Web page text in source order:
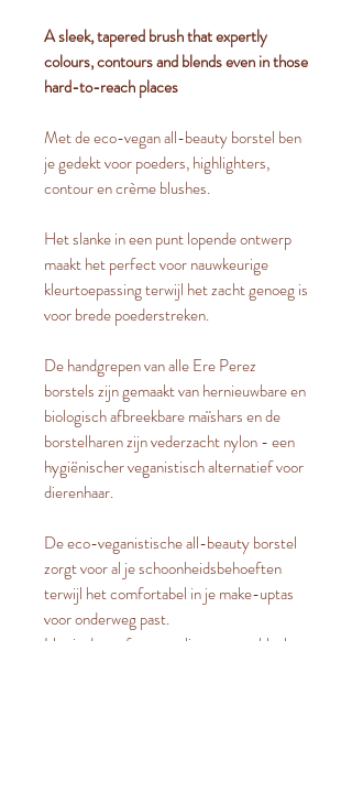
A sleek, tapered brush that expertly
colours, contours and blends even in those
hard-to-reach places
Met de eco-vegan all-beauty borstel ben
je gedekt voor poeders, highlighters,
contour en crème blushes.
Het slanke in een punt lopende ontwerp
maakt het perfect voor nauwkeurige
kleurtoepassing terwijl het zacht genoeg is
voor brede poederstreken.
De handgrepen van alle Ere Perez
borstels zijn gemaakt van hernieuwbare en
biologisch afbreekbare maïshars en de
borstelharen zijn vederzacht nylon - een
hygiënischer veganistisch alternatief voor
dierenhaar.
De eco-veganistische all-beauty borstel
zorgt voor al je schoonheidsbehoeften
terwijl het comfortabel in je make-uptas
voor onderweg past.
Het is de perfecte applicator voor blushes